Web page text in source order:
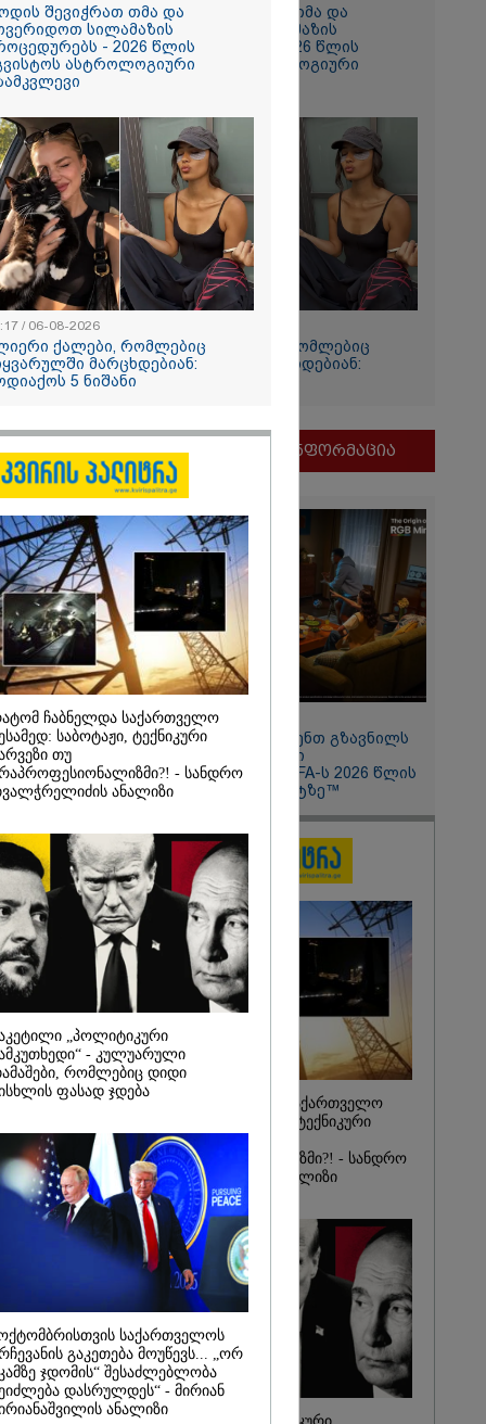
"ამას
1-ელი
თქვენი
-
და
მათ
-
მიგრანტი,
ორსული
ჩადენილი
5-ჯერ
მათ
როდის შევიჭრათ თმა და
მოვერიდოთ სილამაზის
პროცედურებს - 2026 წლის
აგვისტოს ასტროლოგიური
ძლიერი ქალები, რომლებიც
სიყვარულში მარცხდებიან:
მნიშვნელოვანი ინფორმაცია
11:13 / 05-08-2026
Hisense წარმოგიდგენთ გზავნილს
"ინოვაციები უკეთესი
ცხოვრებისათვის" FIFA-ს 2026 წლის
მსოფლიო ჩემპიონატზე™
რატომ ჩაბნელდა საქართველო
მესამედ: საბოტაჟი, ტექნიკური
ხარვეზი თუ
არაპროფესიონალიზმი?! - სანდრო
თვალჭრელიძის ანალიზი
შევიჭრათ თმა და
სილამაზის
- 2026 წლის
ასტროლოგიური
/ 06-08-2026
ქალები, რომლებიც
მარცხდებიან:
5 ნიშანი
ჩაბნელდა საქართველო
საბოტაჟი, ტექნიკური
თუ
- სანდრო
ანალიზი
„პოლიტიკური
- კულუარული
რომლებიც დიდი
ფასად ჯდება
საქართველოს
გაკეთება მოუწევს... „ორ
ჯდომის“ შესაძლებლობა
დასრულდეს“ - მირიან
ანალიზი